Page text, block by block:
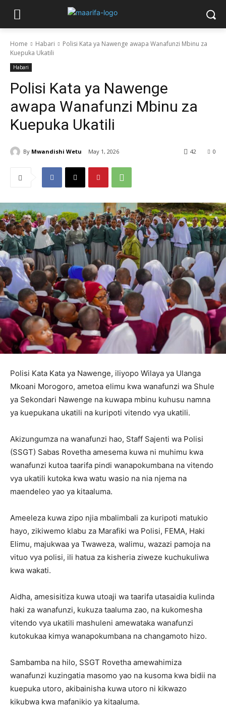
Home Habari
Polisi Kata ya Nawenge awapa Wanafunzi Mbinu za
Kuepuka Ukatili
Habari
Polisi Kata ya Nawenge
awapa Wanafunzi Mbinu za
Kuepuka Ukatili
By Mwandishi Wetu May 1, 2026 0
42
Polisi Kata Kata ya Nawenge, iliyopo Wilaya ya Ulanga
Mkoani Morogoro, ametoa elimu kwa wanafunzi wa Shule
ya Sekondari Nawenge na kuwapa mbinu kuhusu namna
ya kuepukana ukatili na kuripoti vitendo vya ukatili.
Akizungumza na wanafunzi hao, Staff Sajenti wa Polisi
(SSGT) Sabas Rovetha amesema kuwa ni muhimu kwa
wanafunzi kutoa taarifa pindi wanapokumbana na vitendo
vya ukatili kutoka kwa watu wasio na nia njema na
maendeleo yao ya kitaaluma.
Ameeleza kuwa zipo njia mbalimbali za kuripoti matukio
hayo, zikiwemo klabu za Marafiki wa Polisi, FEMA, Haki
Elimu, majukwaa ya Twaweza, walimu, wazazi pamoja na
vituo vya polisi, ili hatua za kisheria ziweze kuchukuliwa
kwa wakati.
Aidha, amesisitiza kuwa utoaji wa taarifa utasaidia kulinda
haki za wanafunzi, kukuza taaluma zao, na kukomesha
vitendo vya ukatili mashuleni amewataka wanafunzi
kutokukaa kimya wanapokumbana na changamoto hizo.
Sambamba na hilo, SSGT Rovetha amewahimiza
wanafunzi kuzingatia masomo yao na kusoma kwa bidii na
kuepuka utoro, akibainisha kuwa utoro ni kikwazo
kikubwa kwa mafanikio ya kitaaluma.